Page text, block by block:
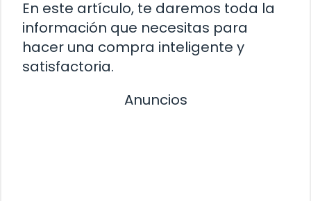
En este artículo, te daremos toda la
información que necesitas para
hacer una compra inteligente y
satisfactoria.
Anuncios